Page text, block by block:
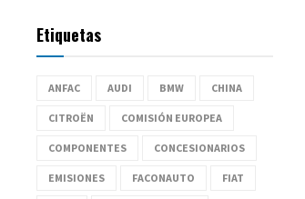
Etiquetas
ANFAC AUDI BMW CHINA
CITROËN COMISIÓN EUROPEA
COMPONENTES CONCESIONARIOS
EMISIONES FACONAUTO FIAT